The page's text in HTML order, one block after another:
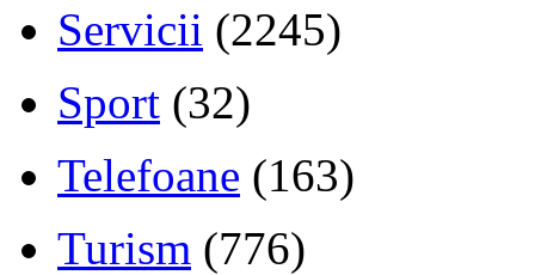
Servicii (2245)
Sport (32)
Telefoane (163)
Turism (776)